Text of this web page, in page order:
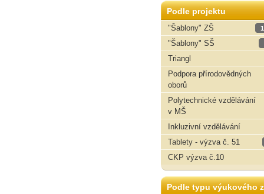
Podle projektu
"Šablony" ZŠ
"Šablony" SŠ
Triangl
Podpora přírodovědných
oborů
Polytechnické vzdělávání
v MŠ
Inkluzivní vzdělávání
Tablety - výzva č. 51
CKP výzva č.10
Podle typu výukového